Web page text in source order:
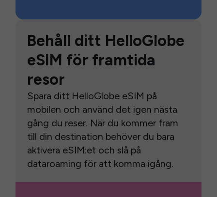
Behåll ditt HelloGlobe
eSIM för framtida
resor
Spara ditt HelloGlobe eSIM på
mobilen och använd det igen nästa
gång du reser. När du kommer fram
till din destination behöver du bara
aktivera eSIM:et och slå på
dataroaming för att komma igång.